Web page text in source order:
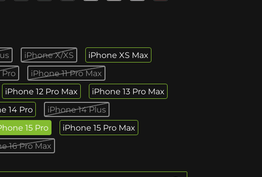
iPhone X/XS
iPhone XS Max
Pro
iPhone 11 Pro Max
iPhone 12 Pro Max
iPhone 13 Pro Max
14 Pro
iPhone 14 Plus
15 Pro
iPhone 15 Pro Max
16 Pro Max